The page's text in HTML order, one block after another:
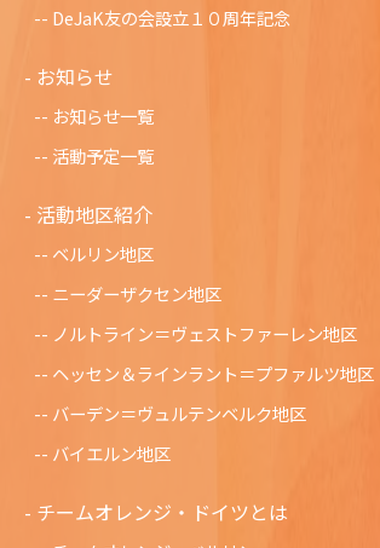
DeJaK友の会設立１０周年記念
お知らせ
お知らせ一覧
活動予定一覧
活動地区紹介
ベルリン地区
ニーダーザクセン地区
ノルトライン＝ヴェストファーレン地区
ヘッセン＆ラインラント＝プファルツ地区
バーデン＝ヴュルテンベルク地区
バイエルン地区
チームオレンジ・ドイツとは